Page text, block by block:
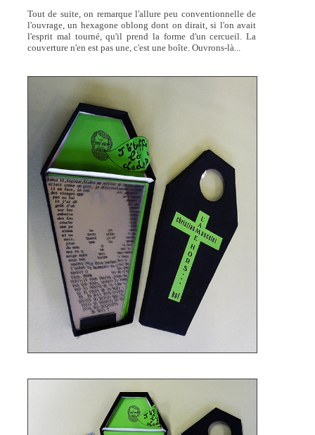
Tout de suite, on remarque l'allure peu conventionnelle de
l'ouvrage, un hexagone oblong dont on dirait, si l'on avait
l'esprit mal tourné, qu'il prend la forme d'un cercueil. La
couverture n'en est pas une, c'est une boîte. Ouvrons-là...